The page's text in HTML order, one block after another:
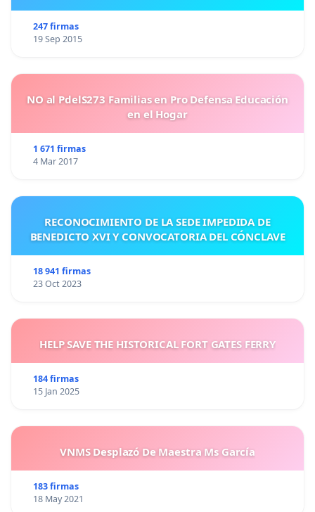
247 firmas
19 Sep 2015
NO al PdelS273 Familias en Pro Defensa Educación
en el Hogar
1 671 firmas
4 Mar 2017
RECONOCIMIENTO DE LA SEDE IMPEDIDA DE
BENEDICTO XVI Y CONVOCATORIA DEL CÓNCLAVE
18 941 firmas
23 Oct 2023
HELP SAVE THE HISTORICAL FORT GATES FERRY
184 firmas
15 Jan 2025
VNMS Desplazó De Maestra Ms García
183 firmas
18 May 2021